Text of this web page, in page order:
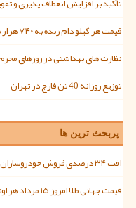
تأکید بر افزایش انعطاف پذیری و
قیمت هر کیلو دام زنده به ۷۴۰ هزار تومان رسید
نظارت های بهداشتی در روزهای
توزیع روزانه 40 تن قارچ در تهران
پربحث ترین ها
افت ۳۴ درصدی فروش خودروسازان ۱۵۵ هزار خودرو در چهار ماه به فروش رسید
قیمت جهانی طلا امروز ۱۵ مرداد هر اونس به ۴۲۶۵ دلار و ۲۲ سنت رسید